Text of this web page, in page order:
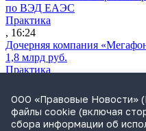
по ВЭД ЕАЭС
Практика
, 16:24
Дочерняя компания
1,8 млрд руб.
Практика
СИП проверит отмену
устройствами после
Практика
ООО «Правовые Новости»
файлы cookie (включая
сбора информации об